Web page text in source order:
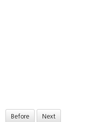
Before Next